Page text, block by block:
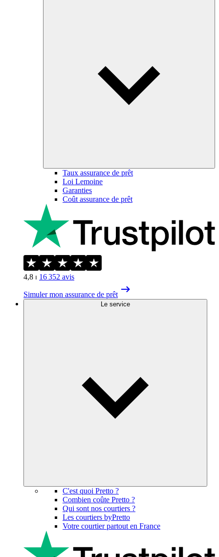
Taux assurance de prêt
Loi Lemoine
Garanties
Coût assurance de prêt
4,8 ⏐ 16 352 avis
Simuler mon assurance de prêt
Le service
C'est quoi Pretto ?
Combien coûte Pretto ?
Qui sont nos courtiers ?
Les courtiers byPretto
Votre courtier partout en France